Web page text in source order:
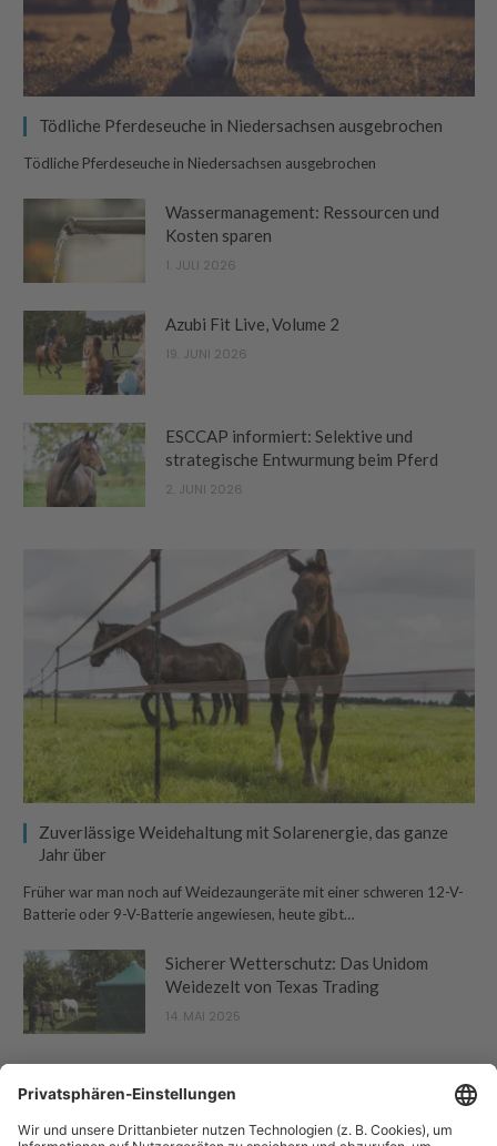
Tödliche Pferdeseuche in Niedersachsen ausgebrochen
Tödliche Pferdeseuche in Niedersachsen ausgebrochen
Wassermanagement: Ressourcen und
Kosten sparen
1. JULI 2026
Azubi Fit Live, Volume 2
19. JUNI 2026
ESCCAP informiert: Selektive und
strategische Entwurmung beim Pferd
2. JUNI 2026
Zuverlässige Weidehaltung mit Solarenergie, das ganze
Jahr über
Früher war man noch auf Weidezaungeräte mit einer schweren 12-V-
Batterie oder 9-V-Batterie angewiesen, heute gibt…
Sicherer Wetterschutz: Das Unidom
Weidezelt von Texas Trading
14. MAI 2025